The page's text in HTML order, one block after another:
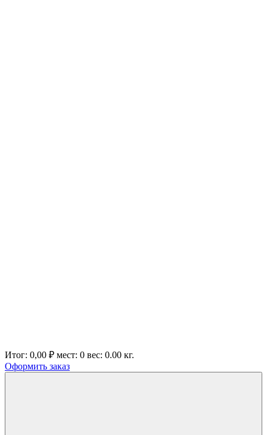
Итог: 0,00 ₽ мест: 0 вес: 0.00 кг.
Оформить заказ